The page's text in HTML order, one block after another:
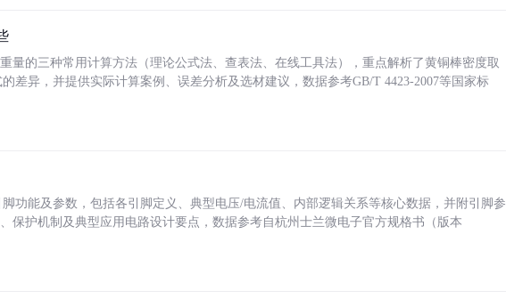
量的三种常用计算方法（理论公式法、查表法、在线工具法），重点解析了黄铜棒密度取
的差异，并提供实际计算案例、误差分析及选材建议，数据参考GB/T 4423-2007等国家标
功能及参数，包括各引脚定义、典型电压/电流值、内部逻辑关系等核心数据，并附引脚参
保护机制及典型应用电路设计要点，数据参考自杭州士兰微电子官方规格书（版本